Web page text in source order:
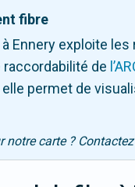
fibre
à Ennery exploite
raccordabilité de
permet de
notre carte ? Contactez